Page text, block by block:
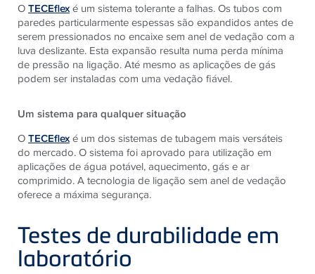
OTECEflexé um sistema tolerante a falhas. Os tubos com
paredes particularmente espessas são expandidos antes de
serem pressionados no encaixe sem anel de vedação com a
luva deslizante. Esta expansão resulta numa perda mínima
de pressão na ligação. Até mesmo as aplicações de gás
podem ser instaladas com uma vedação fiável.
Um sistema para qualquer situação
OTECEflexé um dos sistemas de tubagem mais versáteis
do mercado. O sistema foi aprovado para utilização em
aplicações de água potável, aquecimento, gás e ar
comprimido. A tecnologia de ligação sem anel de vedação
oferece a máxima segurança.
Testes de durabilidade em
laboratório